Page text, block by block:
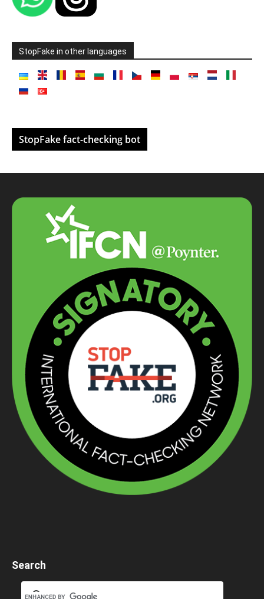
StopFake in other languages
StopFake fact-checking bot
Search